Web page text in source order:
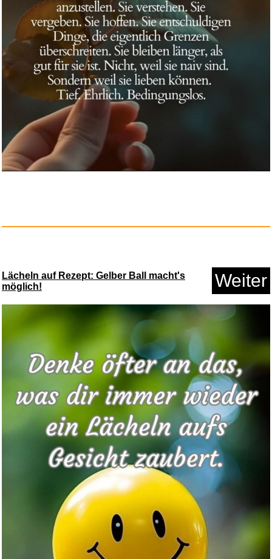
Bucket Crusher: Prime...
Anzeige
KBREE Samsung Kühlschrank...
Anzeige
CFH Gasschlauch Gummi 20 m
VS ...
Anzeige
Lächeln auf Rezept: Gelber Ball macht's
möglich!
Weiter